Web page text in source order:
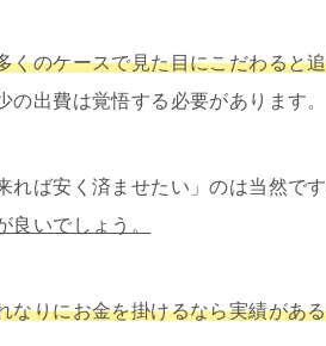
くのケースで見た目にこだわると
の出費は覚悟する必要があります。
れば安く済ませたい」のは当然です
良いでしょう。
なりにお金を掛けるなら実績があ